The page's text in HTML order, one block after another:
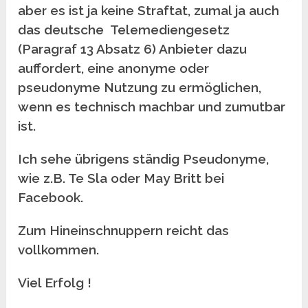
aber es ist ja keine Straftat, zumal ja auch
das deutsche Telemediengesetz
(Paragraf 13 Absatz 6) Anbieter dazu
auffordert, eine anonyme oder
pseudonyme Nutzung zu ermöglichen,
wenn es technisch machbar und zumutbar
ist.
Ich sehe übrigens ständig Pseudonyme,
wie z.B. Te Sla oder May Britt bei
Facebook.
Zum Hineinschnuppern reicht das
vollkommen.
Viel Erfolg !